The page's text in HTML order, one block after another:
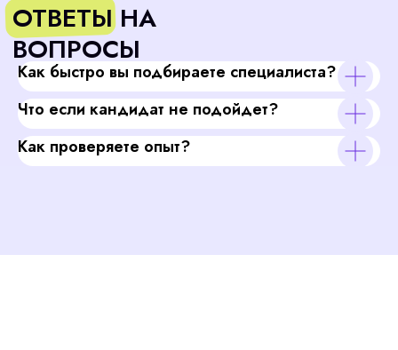
Как быстро вы подбираете специалиста?
Что если кандидат не подойдет?
Как проверяете опыт?